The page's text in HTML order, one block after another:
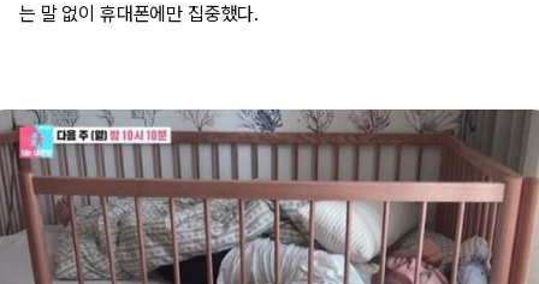
는 말 없이 휴대폰에만 집중했다.